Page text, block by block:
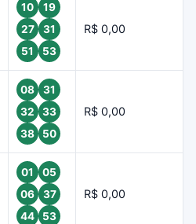
10
19
27
31
51
53
R$ 0,00
08
31
32
33
38
50
R$ 0,00
01
05
06
37
44
53
R$ 0,00